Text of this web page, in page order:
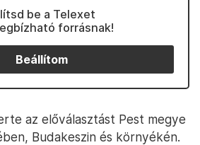
be a Telexet
forrásnak!
Beállítom
az előválasztást Pest megye
Budakeszin és környékén.